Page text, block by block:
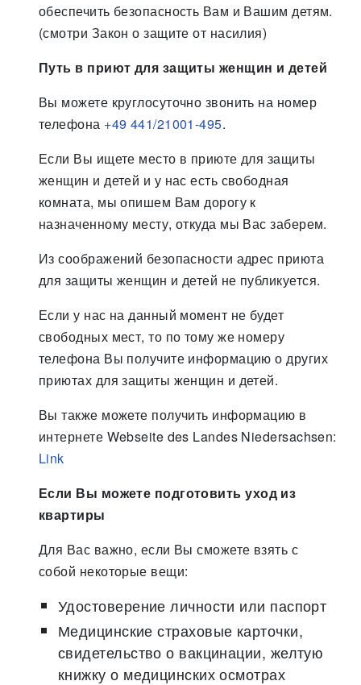
обеспечить безопасность Вам и Вашим детям.
(смотри Закон о защите от насилия)
Путь в приют для защиты женщин и детей
Вы можете круглосуточно звонить на номер
телефона +49 441/21001-495.
Если Вы ищете место в приюте для защиты
женщин и детей и у нас есть свободная
комната, мы опишем Вам дорогу к
назначенному месту, откуда мы Вас заберем.
Из соображений безопасности адрес приюта
для защиты женщин и детей не публикуется.
Если у нас на данный момент не будет
свободных мест, то по тому же номеру
телефона Вы получите информацию о других
приютах для защиты женщин и детей.
Вы также можете получить информацию в
интернете Webseite des Landes Niedersachsen:
Link
Если Вы можете подготовить уход из
квартиры
Для Вас важно, если Вы сможете взять с
собой некоторые вещи:
Удостоверение личности или паспорт
Медицинские страховые карточки,
свидетельство о вакцинации, желтую
книжку о медицинских осмотрах